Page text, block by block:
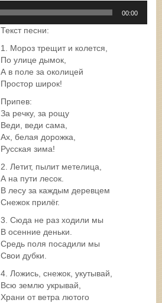
00:00
Текст песни:
1. Мороз трещит и колется,
По улице дымок,
А в поле за околицей
Простор широк!
Припев:
За речку, за рощу
Веди, веди сама,
Ах, белая дорожка,
Русская зима!
2. Летит, пылит метелица,
А на пути лесок.
В лесу за каждым деревцем
Снежок прилёг.
3. Сюда не раз ходили мы
В осенние деньки.
Средь поля посадили мы
Свои дубки.
4. Ложись, снежок, укутывай,
Всю землю укрывай,
Храни от ветра лютого